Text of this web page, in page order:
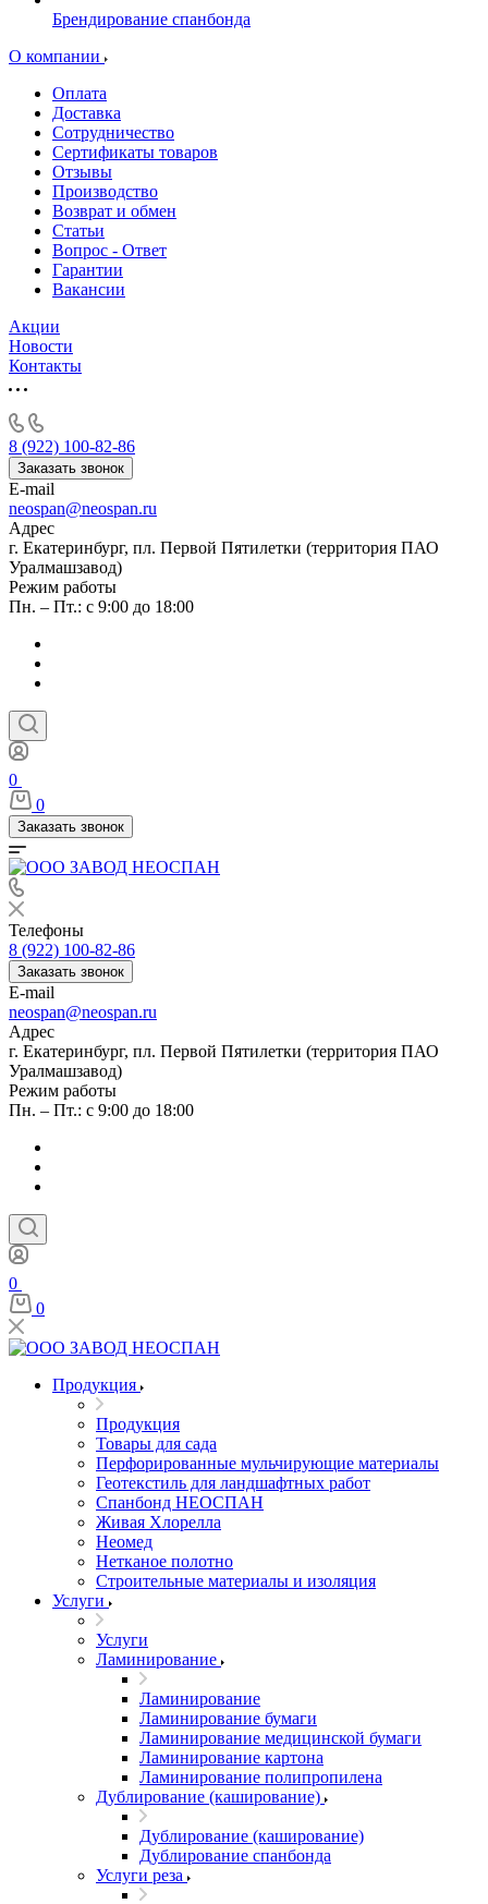
Брендирование спанбонда
О компании
Оплата
Доставка
Сотрудничество
Сертификаты товаров
Отзывы
Производство
Возврат и обмен
Статьи
Вопрос - Ответ
Гарантии
Вакансии
Акции
Новости
Контакты
8 (922) 100-82-86
Заказать звонок
E-mail
neospan@neospan.ru
Адрес
г. Екатеринбург, пл. Первой Пятилетки (территория ПАО
Уралмашзавод)
Режим работы
Пн. – Пт.: с 9:00 до 18:00
0
0
Заказать звонок
Телефоны
8 (922) 100-82-86
Заказать звонок
E-mail
neospan@neospan.ru
Адрес
г. Екатеринбург, пл. Первой Пятилетки (территория ПАО
Уралмашзавод)
Режим работы
Пн. – Пт.: с 9:00 до 18:00
0
0
Продукция
Продукция
Товары для сада
Перфорированные мульчирующие материалы
Геотекстиль для ландшафтных работ
Спанбонд НЕОСПАН
Живая Хлорелла
Нeомед
Нетканое полотно
Строительные материалы и изоляция
Услуги
Услуги
Ламинирование
Ламинирование
Ламинирование бумаги
Ламинирование медицинской бумаги
Ламинирование картона
Ламинирование полипропилена
Дублирование (каширование)
Дублирование (каширование)
Дублирование спанбонда
Услуги реза